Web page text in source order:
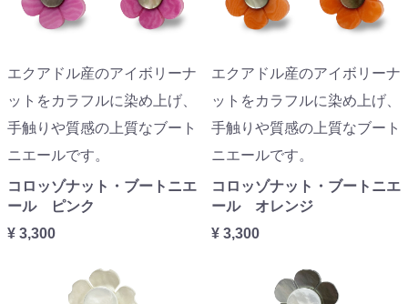
エクアドル産のアイボリーナ
ットをカラフルに染め上げ、
手触りや質感の上質なブート
ニエールです。
コロッゾナット・ブートニエ
ール ピンク
¥ 3,300
エクアドル産のアイボリーナ
ットをカラフルに染め上げ、
手触りや質感の上質なブート
ニエールです。
コロッゾナット・ブートニエ
ール オレンジ
¥ 3,300